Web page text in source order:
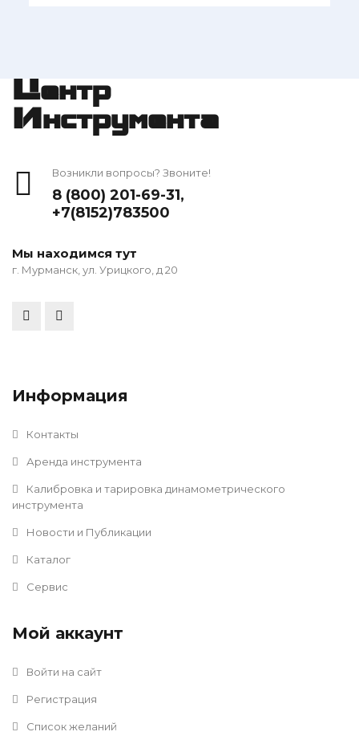
Центр
Инструмента
Возникли вопросы? Звоните!
8 (800) 201-69-31,
+7(8152)783500
Мы находимся тут
г. Мурманск, ул. Урицкого, д 20
Информация
Контакты
Аренда инструмента
Калибровка и тарировка динамометрического
инструмента
Новости и Публикации
Каталог
Сервис
Мой аккаунт
Войти на сайт
Регистрация
Список желаний